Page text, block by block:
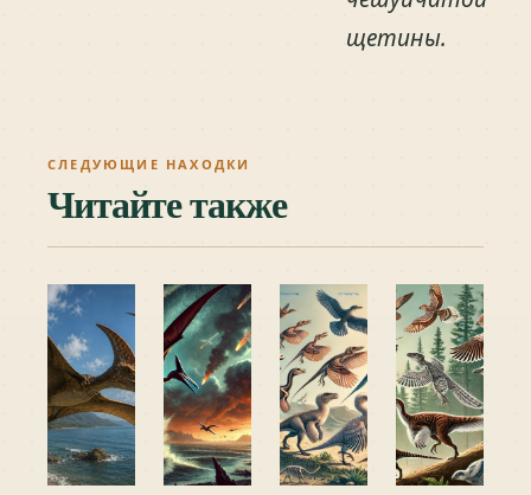
щетины.
СЛЕДУЮЩИЕ НАХОДКИ
Читайте также